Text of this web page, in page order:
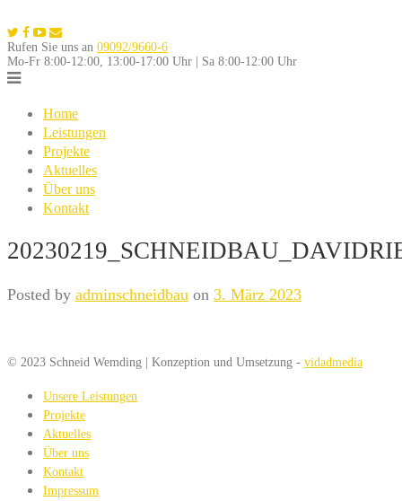
to
content
Rufen Sie uns an 09092/9660-6
Mo-Fr 8:00-12:00, 13:00-17:00 Uhr | Sa 8:00-12:00 Uhr
Home
Leistungen
Projekte
Aktuelles
Über uns
Kontakt
Posted by adminschneidbau on 3. März 2023
© 2023 Schneid Wemding | Konzeption und Umsetzung - vidadmedia
Unsere Leistungen
Projekte
Aktuelles
Über uns
Kontakt
Impressum